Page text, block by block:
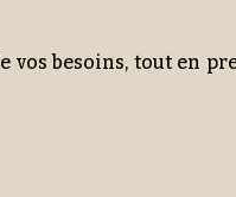
vos besoins, tout en